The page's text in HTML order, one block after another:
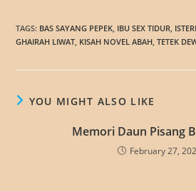
TAGS: BAS SAYANG PEPEK IBU SEX TIDUR
GHAIRAH LIWAT KISAH NOVEL ABAH TETEK
YOU MIGHT ALSO LIKE
Memori Daun Pisang
February 27,